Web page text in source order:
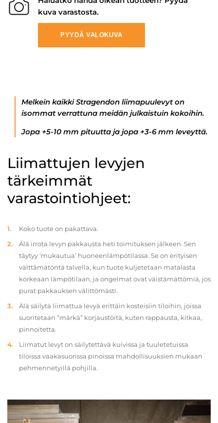
kuva varastosta.
PYYDÄ VALOKUVA
Melkein kaikki Stragendon liimapuulevyt on
isommat verrattuna meidän julkaistuin kokoihin.
Jopa +5-10 mm pituutta ja jopa +3-6 mm leveyttä.
Liimattujen levyjen
tärkeimmät
varastointiohjeet:
Koko tuote on pakattava.
Älä irrota levyn pakkausta heti toimituksen jälkeen. Sen
täytyy ‘mukautua’ huoneenlämpötilassa. Se on erityisen
välttämätöntä talvella, kun tuote kuljetetaan matalasta
korkeaan lämpötilaan, ja ongelmat ovat väistämättömiä, jos
purat pakkauksen välittömästi.
Älä säilytä liimattua levyä erittäin kosteisiin tiloihin, joissa
suoritetaan ”märkä” korjaustöitä, kuten rappausta, kitkaa,
pinnoitetta.
Liimatut levyt on säilytettävä kuivissa ja tuuletetuissa
tiloissa vaakasuorissa pinoissa mahdollisuuksien mukaan
pehmennetyillä pohjilla.